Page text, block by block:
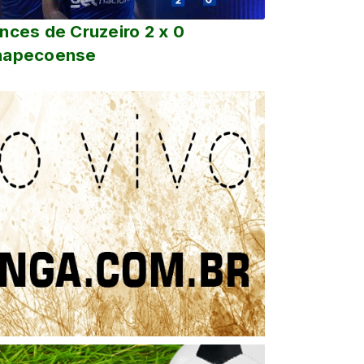
de Cruzeiro 2 x 0